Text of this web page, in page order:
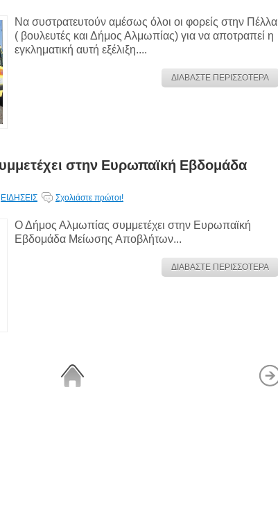
Να συστρατευτούν αμέσως όλοι οι φορείς στην Πέλλα
( βουλευτές και Δήμος Αλμωπίας) για να αποτραπεί η
εγκληματική αυτή εξέλιξη....
ΔΙΑΒΑΣΤΕ ΠΕΡΙΣΣΟΤΕΡΑ
στην Ευρωπαϊκή Εβδομάδα
ΕΙΔΗΣΕΙΣ Σχολιάστε πρώτοι!
Ο Δήμος Αλμωπίας συμμετέχει στην Ευρωπαϊκή
Εβδομάδα Μείωσης Αποβλήτων...
ΔΙΑΒΑΣΤΕ ΠΕΡΙΣΣΟΤΕΡΑ